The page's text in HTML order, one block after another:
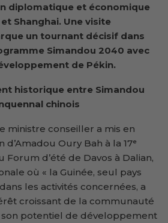
diplomatique et économique
Shanghai. Une visite
un tournant décisif dans
Simandou 2040 avec
de Pékin.
historique entre Simandou
chinois
ministre conseiller a mis en
Oury Bah à la 17ᵉ
d’été de Davos à Dalian,
où « la Guinée, seul pays
les activités concernées, a
croissant de la communauté
potentiel de développement